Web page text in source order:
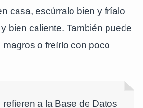
casa, escúrralo bien y fríalo
bien caliente. También puede
magros o freírlo con poco
refieren a la Base de Datos